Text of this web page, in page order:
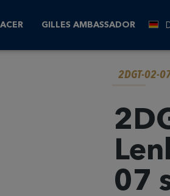
GILLES AMBASSADOR
2DGT-02-
07